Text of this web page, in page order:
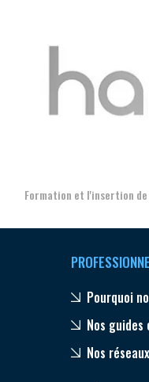
Formation et l'insertion de
Pourquoi
Nos
Nos